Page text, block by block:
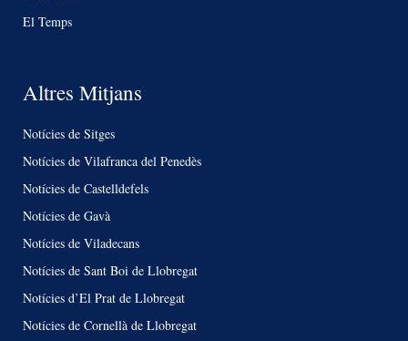
El Temps
Altres Mitjans
Notícies de Sitges
Notícies de Vilafranca del Penedès
Notícies de Castelldefels
Notícies de Gavà
Notícies de Viladecans
Notícies de Sant Boi de Llobregat
Notícies d’El Prat de Llobregat
Notícies de Cornellà de Llobregat